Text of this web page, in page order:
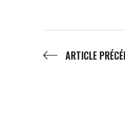
ARTICLE